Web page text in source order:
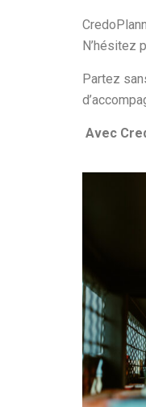
N’hésitez
Partez
Avec